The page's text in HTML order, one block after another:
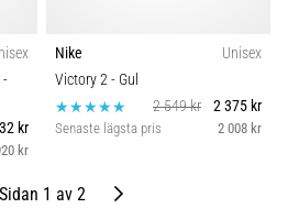
-
kr
kr
Nike
Unisex
Victory 2- Gul
2 549 kr
2 375 kr
Senaste lägsta pris 2 008 kr
Sidan 1 av 2 Nästa